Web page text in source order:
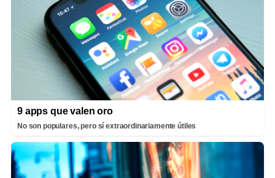
9 apps que valen oro
No son populares, pero sí extraordinariamente útiles